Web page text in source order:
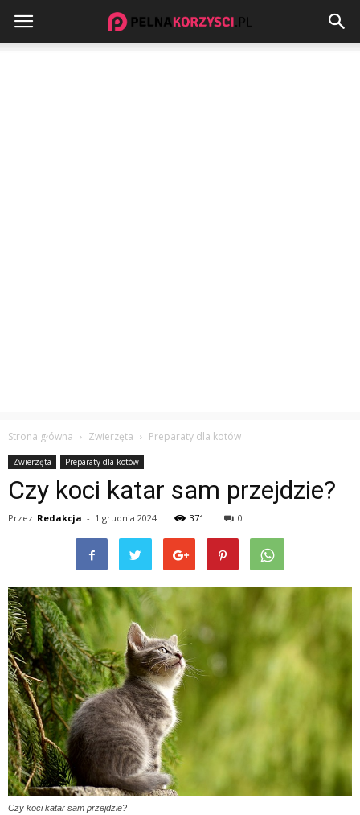
Strona główna Zwierzęta Preparaty dla kotów
Zwierzęta Preparaty dla kotów
Czy koci katar sam przejdzie?
Przez Redakcja - 1 grudnia 2024 371 0
Czy koci katar sam przejdzie?